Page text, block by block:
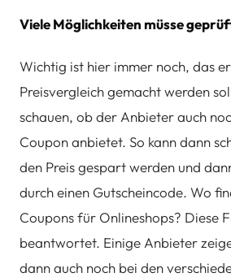
Viele Möglichkeiten müsse
Wichtig ist hier immer noch, das
Preisvergleich gemacht werden
schauen, ob der Anbieter auch
Coupon anbietet. So kann dann
den Preis gespart werden und
durch einen Gutscheincode. Wo
Coupons für Onlineshops? Diese
beantwortet. Einige Anbieter
dann auch noch bei den